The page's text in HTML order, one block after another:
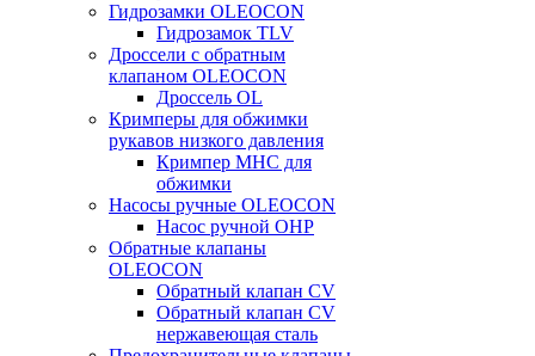
Гидрозамки OLEOCON
Гидрозамок TLV
Дроссели с обратным
клапаном OLEOCON
Дроссель OL
Кримперы для обжимки
рукавов низкого давления
Кримпер MHC для
обжимки
Насосы ручные OLEOCON
Насос ручной OHP
Обратные клапаны
OLEOCON
Обратный клапан CV
Обратный клапан CV
нержавеющая сталь